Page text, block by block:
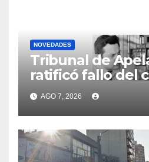
NOVEDADES
Tribunal de
ratificó fallo del
AGO 7, 2026